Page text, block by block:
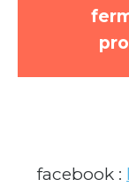
facebook :